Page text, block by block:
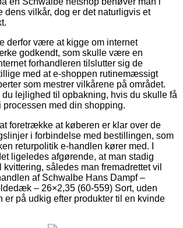
dens vilkår, dog er det naturligvis et
derfor være at kigge om internet
godkendt, som skulle være en
forhandleren tilslutter sig de
med at e-shoppen rutinemæssigt
som mestrer vilkårene på området.
lejlighed til opbakning, hvis du skulle få
med din shopping.
foretrække at køberen er klar over de
i forbindelse med bestillingen, som
returpolitik e-handlen kører med. I
ligeledes afgørende, at man stadig
kvittering, således man fremadrettet vil
af Schwalbe Hans Dampf –
– 26×2,35 (60-559) Sort, uden
er på udkig efter produkter til en kvinde